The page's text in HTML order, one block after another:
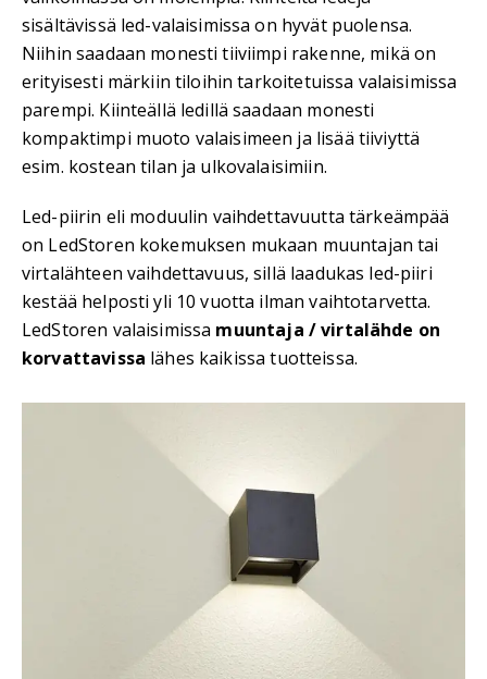
sisältävissä led-valaisimissa on hyvät puolensa.
Niihin saadaan monesti tiiviimpi rakenne, mikä on
erityisesti märkiin tiloihin tarkoitetuissa valaisimissa
parempi. Kiinteällä ledillä saadaan monesti
kompaktimpi muoto valaisimeen ja lisää tiiviyttä
esim. kostean tilan ja ulkovalaisimiin.
Led-piirin eli moduulin vaihdettavuutta tärkeämpää
on LedStoren kokemuksen mukaan muuntajan tai
virtalähteen vaihdettavuus, sillä laadukas led-piiri
kestää helposti yli 10 vuotta ilman vaihtotarvetta.
LedStoren valaisimissa muuntaja / virtalähde on
korvattavissa lähes kaikissa tuotteissa.